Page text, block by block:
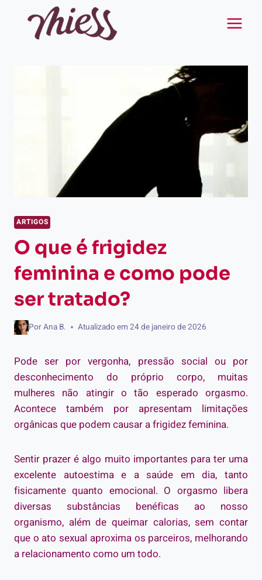
ARTIGOS
O que é frigidez
feminina e como pode
ser tratado?
PorAna B. Atualizado em 24 de janeiro de 2026
Pode ser por vergonha, pressão social ou por
desconhecimento do próprio corpo, muitas
mulheres não atingir o tão esperado orgasmo.
Acontece também por apresentam limitações
orgânicas que podem causar a frigidez feminina.
Sentir prazer é algo muito importantes para ter uma
excelente autoestima e a saúde em dia, tanto
fisicamente quanto emocional. O orgasmo libera
diversas substâncias benéficas ao nosso
organismo, além de queimar calorias, sem contar
que o ato sexual aproxima os parceiros, melhorando
a relacionamento como um todo.